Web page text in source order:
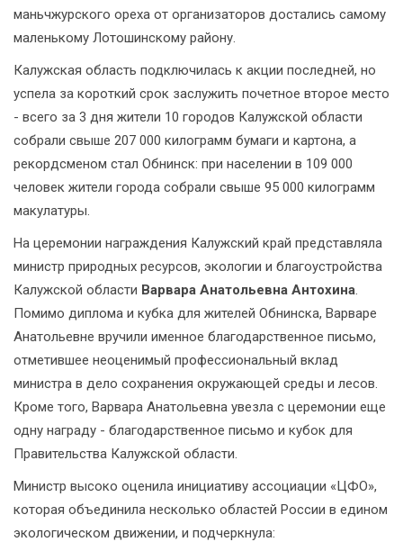
маньчжурского ореха от организаторов достались самому
маленькому Лотошинскому району.
Калужская область подключилась к акции последней, но
успела за короткий срок заслужить почетное второе место
- всего за 3 дня жители 10 городов Калужской области
собрали свыше 207 000 килограмм бумаги и картона, а
рекордсменом стал Обнинск: при населении в 109 000
человек жители города собрали свыше 95 000 килограмм
макулатуры.
На церемонии награждения Калужский край представляла
министр природных ресурсов, экологии и благоустройства
Калужской области Варвара Анатольевна Антохина.
Помимо диплома и кубка для жителей Обнинска, Варваре
Анатольевне вручили именное благодарственное письмо,
отметившее неоценимый профессиональный вклад
министра в дело сохранения окружающей среды и лесов.
Кроме того, Варвара Анатольевна увезла с церемонии еще
одну награду - благодарственное письмо и кубок для
Правительства Калужской области.
Министр высоко оценила инициативу ассоциации «ЦФО»,
которая объединила несколько областей России в едином
экологическом движении, и подчеркнула: